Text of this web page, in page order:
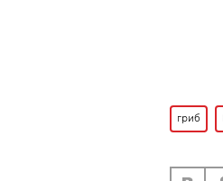
гриб